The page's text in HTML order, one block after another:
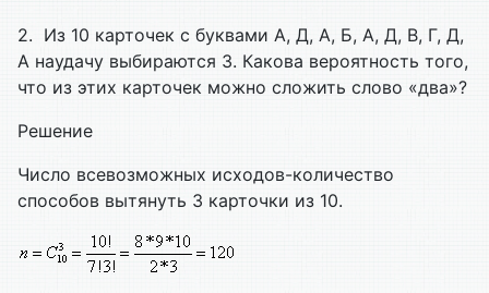
2. Из 10 карточек с буквами А, Д, А, Б, А, Д, В, Г, Д,
А наудачу выбираются 3. Какова вероятность того,
что из этих карточек можно сложить слово «два»?
Решение
Число всевозможных исходов-количество
способов вытянуть 3 карточки из 10.